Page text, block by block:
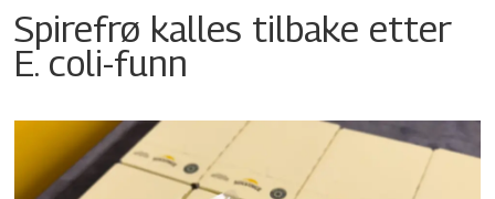
Spirefrø kalles tilbake etter
E. coli-funn